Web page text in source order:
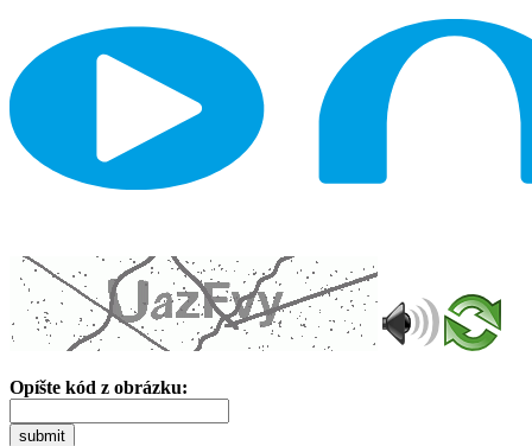
Opíšte kód z obrázku:
submit